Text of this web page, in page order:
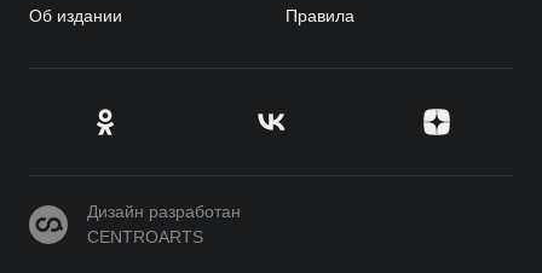
Об издании Правила
CENTROARTS